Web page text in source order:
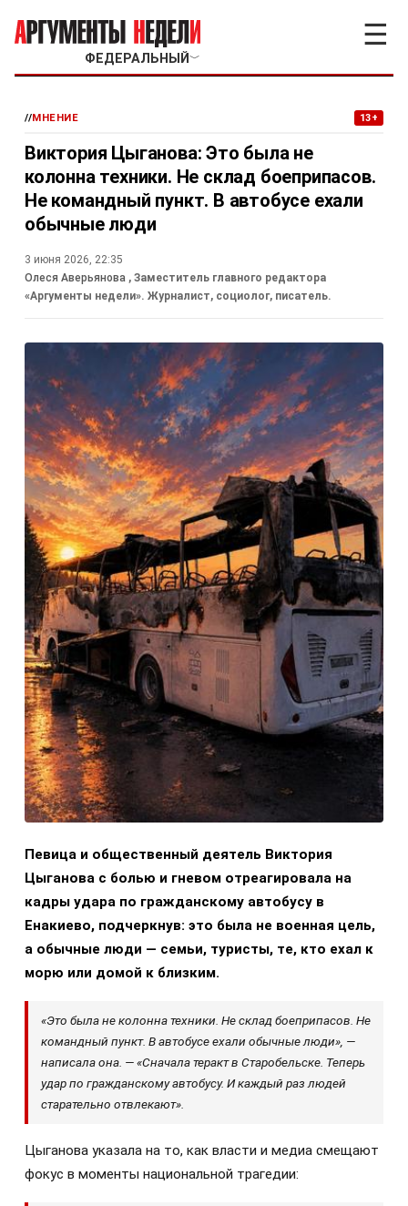
ФЕДЕРАЛЬНЫЙ ﹀
☰
//МНЕНИЕ 13+
Виктория Цыганова: Это была не
колонна техники. Не склад боеприпасов.
Не командный пункт. В автобусе ехали
обычные люди
3 июня 2026, 22:35
Олеся Аверьянова , Заместитель главного редактора
«Аргументы недели». Журналист, социолог, писатель.
Певица и общественный деятель Виктория
Цыганова с болью и гневом отреагировала на
кадры удара по гражданскому автобусу в
Енакиево, подчеркнув: это была не военная цель,
а обычные люди — семьи, туристы, те, кто ехал к
морю или домой к близким.
«Это была не колонна техники. Не склад боеприпасов. Не
командный пункт. В автобусе ехали обычные люди», —
написала она. — «Сначала теракт в Старобельске. Теперь
удар по гражданскому автобусу. И каждый раз людей
старательно отвлекают».
Цыганова указала на то, как власти и медиа смещают
фокус в моменты национальной трагедии: